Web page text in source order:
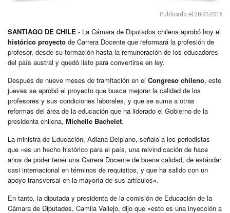
Publicado el 28-01-2016
SANTIAGO DE CHILE.- La Cámara de Diputados chilena aprobó hoy el
histórico proyecto de Carrera Docente que reformará la profesión de
profesor, desde su formación hasta la remuneración de los educadores
del país austral y quedó listo para convertirse en ley.
Después de nueve meses de tramitación en el Congreso chileno, este
jueves se aprobó el proyecto que busca mejorar la calidad de los
profesores y sus condiciones laborales, y que se suma a otras
reformas del área de la educación que ha liderado el Gobierno de la
presidenta chilena, Michelle Bachelet.
La ministra de Educación, Adiana Delpiano, señaló a los periodistas
que «es un hecho histórico para el país, una reivindicación de hace
años de poder tener una Carrera Docente de buena calidad, de estándar
casi internacional en términos de requisitos, y que ha salido con un
apoyo transversal en la mayoría de sus artículos».
En tanto, la diputada y presidenta de la comisión de Educación de la
Cámara de Diputados, Camila Vallejo, dijo que «esto es una inyección a